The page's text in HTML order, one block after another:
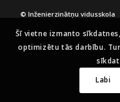
© Inženierzinātņu vidusskola
Šī vietne izmanto
optimizētu tās darbību.
Labi